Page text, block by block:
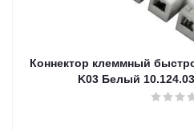
Коннектор клеммный
K03 Белый